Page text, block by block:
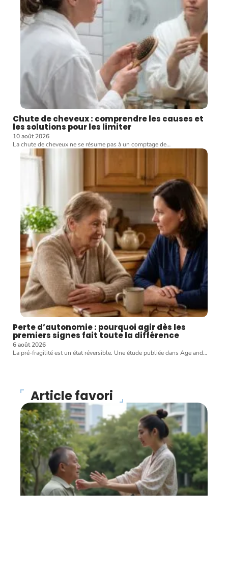
Chute de cheveux : comprendre les causes et
les solutions pour les limiter
10 août 2026
La chute de cheveux ne se résume pas à un comptage de…
Perte d’autonomie : pourquoi agir dès les
premiers signes fait toute la différence
6 août 2026
La pré-fragilité est un état réversible. Une étude publiée dans Age and…
Article favori